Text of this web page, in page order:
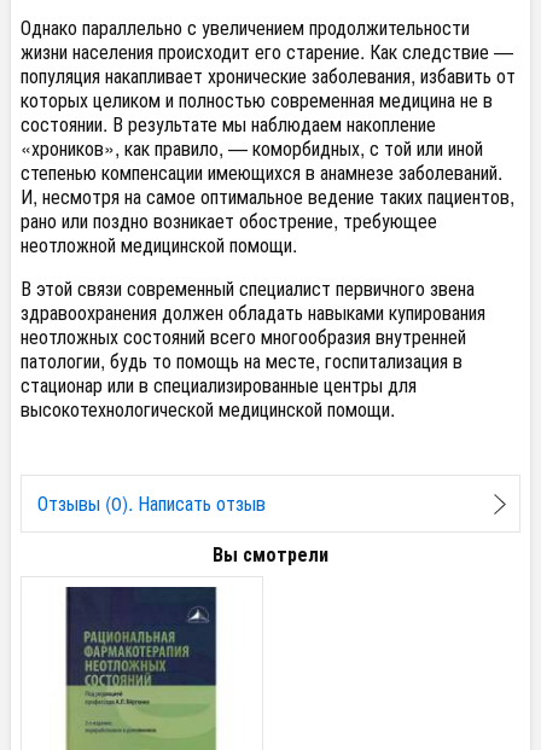
Однако параллельно с увеличением продолжительности
жизни населения происходит его старение. Как следствие —
популяция накапливает хронические заболевания, избавить от
которых целиком и полностью современная медицина не в
состоянии. В результате мы наблюдаем накопление
«хроников», как правило, — коморбидных, с той или иной
степенью компенсации имеющихся в анамнезе заболеваний.
И, несмотря на самое оптимальное ведение таких пациентов,
рано или поздно возникает обострение, требующее
неотложной медицинской помощи.
В этой связи современный специалист первичного звена
здравоохранения должен обладать навыками купирования
неотложных состояний всего многообразия внутренней
патологии, будь то помощь на месте, госпитализация в
стационар или в специализированные центры для
высокотехнологической медицинской помощи.
Отзывы (0). Написать отзыв
Вы смотрели